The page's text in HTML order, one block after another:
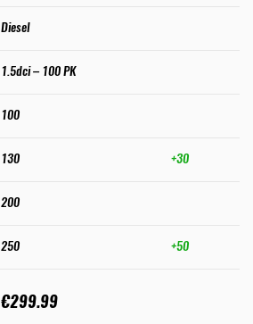
Diesel
1.5dci – 100 PK
100
130 +30
200
250 +50
€299.99